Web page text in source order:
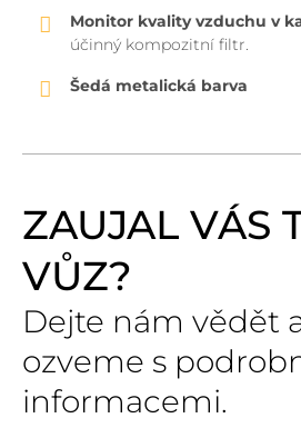
Monitor kvality vzduchu v
účinný kompozitní filtr.
Šedá metalická barva
ZAUJAL VÁS
VŮZ?
Dejte nám vědět
ozveme s
informacemi.